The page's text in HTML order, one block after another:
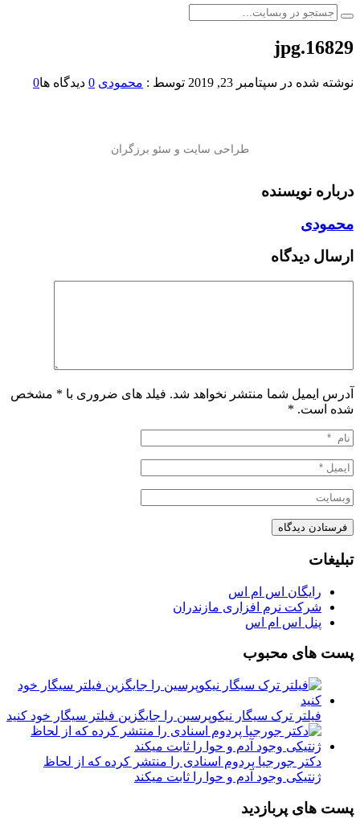
16829.jpg
نوشته شده در سپتامبر 23, 2019 توسط : محمودی 0 دیدگاه ها0
درباره نویسنده
محمودی
ارسال دیدگاه
آدرس ایمیل شما منتشر نخواهد شد. فیلد های ضروری با * مشخص
شده است. *
تبلیغات
رایگان اس ام اس
شرکت نرم افزاری مازندران
پنل اس ام اس
پست های محبوب
فیلتر ترک سیگار نیکوپرسین را جایگزین فیلتر سیگار خود کنید
دکتر جورجیا پردوم اسنادی را منتشر کرده که از لحاظ
ژنتیکی وجود آدم و حوا را ثابت میکند
پست های پربازدید